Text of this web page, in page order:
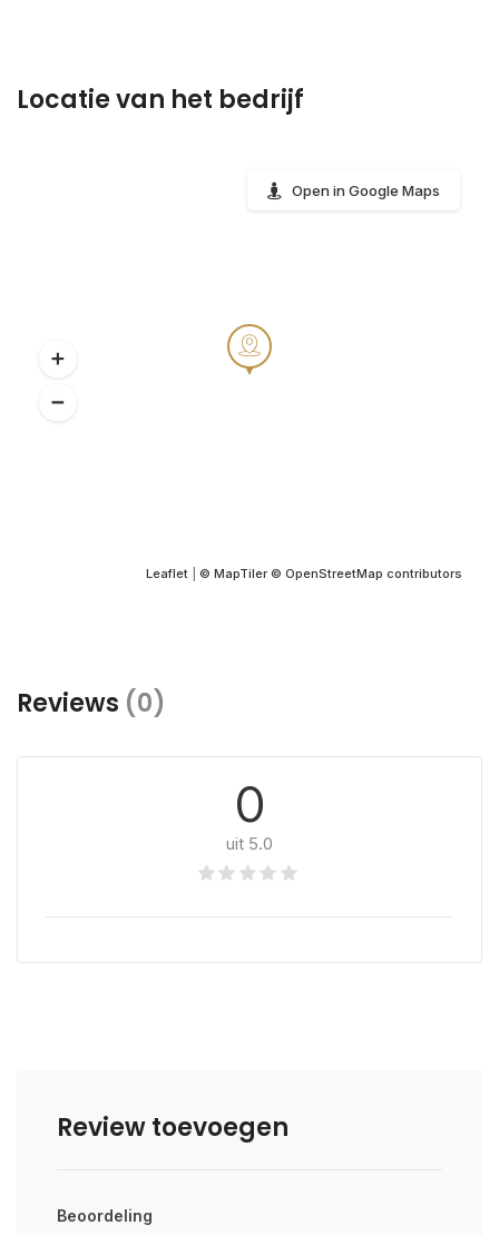
Locatie van het bedrijf
Leaflet © MapTiler © OpenStreetMap contributors
Open in Google Maps
Reviews (0)
0
uit 5.0
Review toevoegen
Beoordeling